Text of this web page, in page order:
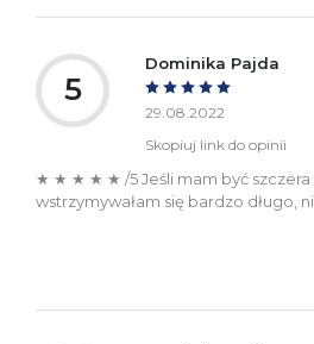
5
Dominika Pajda
29.08.2022
Skopiuj link do opinii
★ ★ ★ ★ ★ /5 Jeśli mam być
wstrzymywałam się bardzo długo,